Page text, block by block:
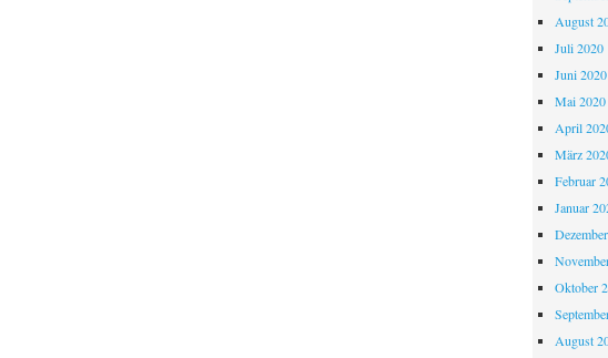
August
Juli 2020
Juni 2020
Mai 2020
April
März
Februar
Januar
Oktober
August